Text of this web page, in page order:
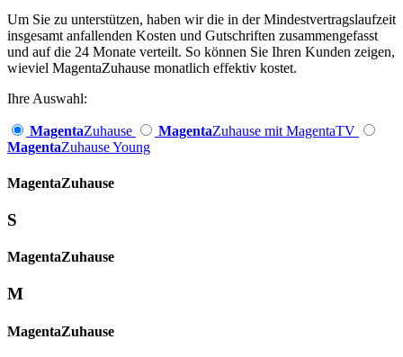
Um Sie zu unterstützen, haben wir die in der Mindestvertragslaufzeit
insgesamt anfallenden Kosten und Gutschriften zusammengefasst
und auf die 24 Monate verteilt. So können Sie Ihren Kunden zeigen,
wieviel MagentaZuhause monatlich effektiv kostet.
Ihre Auswahl:
MagentaZuhause MagentaZuhause mit MagentaTV
MagentaZuhause Young
Magenta­Zuhause
S
Magenta­Zuhause
M
Magenta­Zuhause